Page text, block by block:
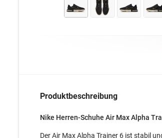
Produktbeschreibung
Nike Herren-Schuhe Air Max Alpha
Der Air Max Alpha Trainer 6 ist stabil